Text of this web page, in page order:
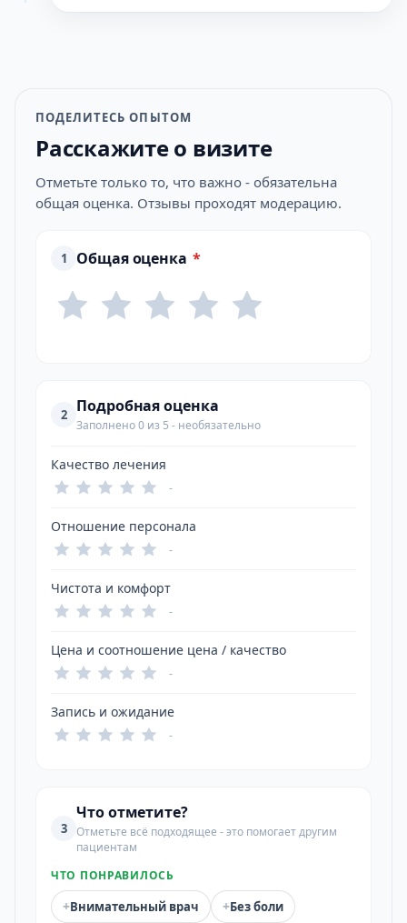
ПОДЕЛИТЕСЬ ОПЫТОМ
Расскажите о визите
Отметьте только то, что важно - обязательна
общая оценка. Отзывы проходят модерацию.
1 Общая оценка *
2 Подробная оценка
Заполнено 0 из 5 - необязательно
Качество лечения
-
Отношение персонала
-
Чистота и комфорт
-
Цена и соотношение цена / качество
-
Запись и ожидание
-
3
Что отметите?
Отметьте всё подходящее - это помогает другим
пациентам
ЧТО ПОНРАВИЛОСЬ
+Внимательный врач +Без боли